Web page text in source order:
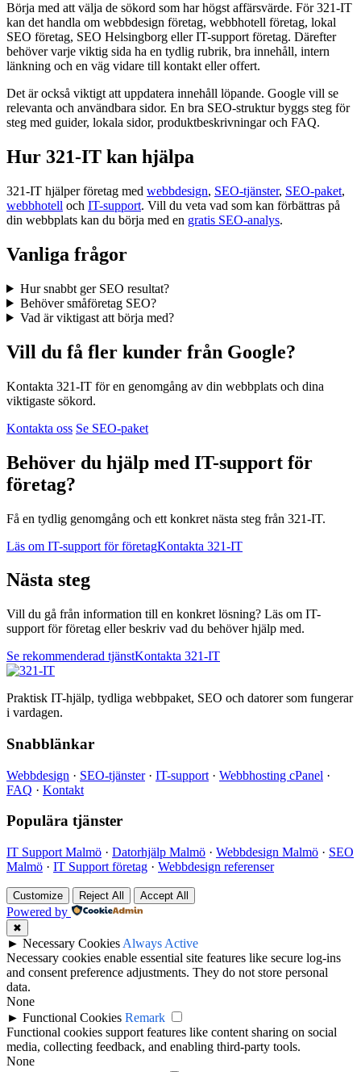
Börja med att välja de sökord som har högst affärsvärde. För 321-IT
kan det handla om webbdesign företag, webbhotell företag, lokal
SEO företag, SEO Helsingborg eller IT-support företag. Därefter
behöver varje viktig sida ha en tydlig rubrik, bra innehåll, intern
länkning och en väg vidare till kontakt eller offert.
Det är också viktigt att uppdatera innehåll löpande. Google vill se
relevanta och användbara sidor. En bra SEO-struktur byggs steg för
steg med guider, lokala sidor, produktbeskrivningar och FAQ.
Hur 321-IT kan hjälpa
321-IT hjälper företag med webbdesign, SEO-tjänster, SEO-paket,
webbhotell och IT-support. Vill du veta vad som kan förbättras på
din webbplats kan du börja med en gratis SEO-analys.
Vanliga frågor
Hur snabbt ger SEO resultat?
Behöver småföretag SEO?
Vad är viktigast att börja med?
Vill du få fler kunder från Google?
Kontakta 321-IT för en genomgång av din webbplats och dina
viktigaste sökord.
Kontakta oss Se SEO-paket
Behöver du hjälp med IT-support för
företag?
Få en tydlig genomgång och ett konkret nästa steg från 321-IT.
Läs om IT-support för företagKontakta 321-IT
Nästa steg
Vill du gå från information till en konkret lösning? Läs om IT-
support för företag eller beskriv vad du behöver hjälp med.
Se rekommenderad tjänstKontakta 321-IT
Praktisk IT-hjälp, tydliga webbpaket, SEO och datorer som fungerar
i vardagen.
Snabblänkar
Webbdesign · SEO-tjänster· IT-support · Webbhosting cPanel ·
FAQ · Kontakt
Populära tjänster
IT Support Malmö · Datorhjälp Malmö · Webbdesign Malmö · SEO
Malmö · IT Support företag · Webbdesign referenser
Customize Reject All Accept All
Powered by
✖
► Necessary Cookies Always Active
Necessary cookies enable essential site features like secure log-ins
and consent preference adjustments. They do not store personal
data.
None
► Functional Cookies Remark
Functional cookies support features like content sharing on social
media, collecting feedback, and enabling third-party tools.
None